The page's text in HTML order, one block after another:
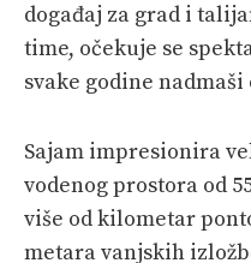
događaj za grad i
time, očekuje se
svake godine
Sajam impresionira
vodenog prostora od
više od kilometar
metara vanjskih